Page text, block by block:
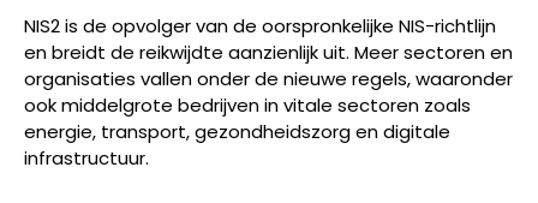
NIS2 is de opvolger van de oorspronkelijke NIS-richtlijn
en breidt de reikwijdte aanzienlijk uit. Meer sectoren en
organisaties vallen onder de nieuwe regels, waaronder
ook middelgrote bedrijven in vitale sectoren zoals
energie, transport, gezondheidszorg en digitale
infrastructuur.